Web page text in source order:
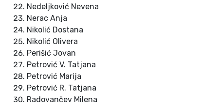
Nedeljković Nevena
Nerac Anja
Nikolić Dostana
Nikolić Olivera
Perišić Jovan
Petrović V. Tatjana
Petrović Marija
Petrović R. Tatjana
Radovančev Milena